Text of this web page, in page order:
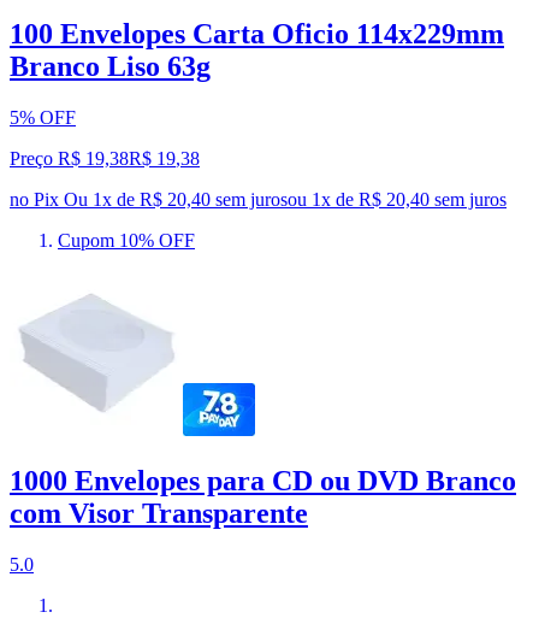
100 Envelopes Carta Oficio 114x229mm
Branco Liso 63g
5% OFF
Preço R$ 19,38R$ 19,38
no Pix Ou 1x de R$ 20,40 sem jurosou 1x de R$ 20,40 sem juros
Cupom 10% OFF
1000 Envelopes para CD ou DVD Branco
com Visor Transparente
5.0